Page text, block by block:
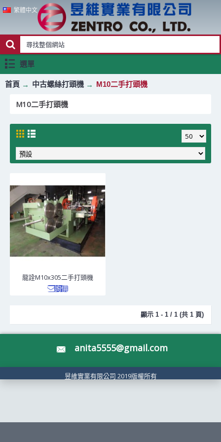
繁體中文
選單
首頁 中古螺絲打頭機 M10二手打頭機
M10二手打頭機
龍詮M10x305二手打頭機
詢價
顯示 1 - 1 / 1 (共 1 頁)
anita5555@gmail.com
昱維實業有限公司 2019版權所有